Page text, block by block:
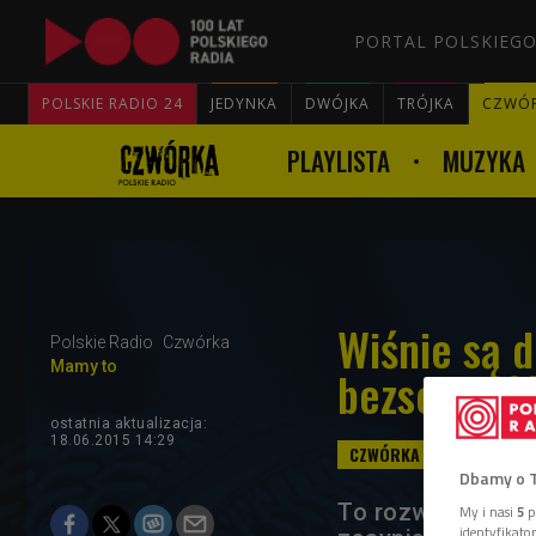
PORTAL
POLSKIE RADIO 24 JEDYNKA DWÓJKA TRÓJKA
PLAYLISTA MUZYKA
Polskie Radio
Czwórka
Mamy to
Wiśnie są
ostatnia aktualizacja:
18.06.2015 14:29
To rozwiązanie
Dbamy o
My i nasi 5